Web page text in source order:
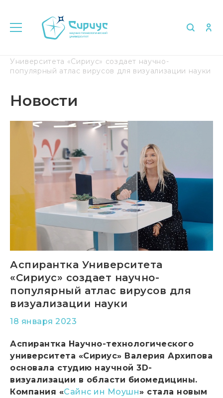
Университета «Сириус» создает научно-
популярный атлас вирусов для визуализации науки
Новости
Аспирантка Университета
«Сириус» создает научно-
популярный атлас вирусов для
визуализации науки
18 января 2023
Аспирантка Научно-технологического
университета «Сириус» Валерия Архипова
основала студию научной 3D-
визуализации в области биомедицины.
Компания «Сайнс ин Моушн» стала новым